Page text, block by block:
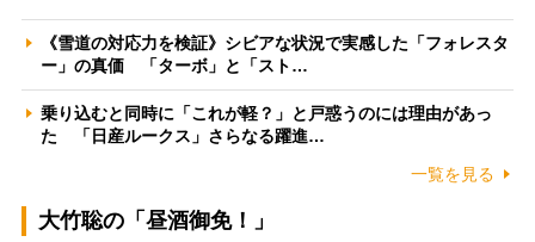
《雪道の対応力を検証》シビアな状況で実感した「フォレスタ
ー」の真価 「ターボ」と「スト…
乗り込むと同時に「これが軽？」と戸惑うのには理由があっ
た 「日産ルークス」さらなる躍進…
一覧を見る
大竹聡の「昼酒御免！」